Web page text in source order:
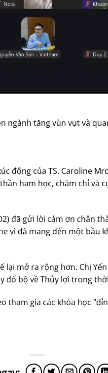
ngành tăng vùn vụt và
động của TS. Caroline
ham học, chăm chỉ và
đã gửi lời cảm ơn chân
vì đã mang đến một bầu
mở ra rộng hơn. Chị
đổ bộ về Thủy lợi trong
gia các khóa học